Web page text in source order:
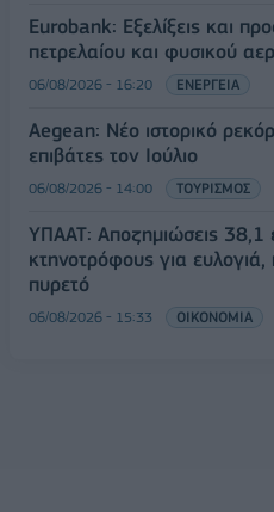
Eurobank: Εξελίξεις και
πετρελαίου και φυσικού
06/08/2026 - 16:20 ΕΝΕΡΓΕΙΑ
Aegean: Νέο ιστορικό
επιβάτες τον Ιούλιο
06/08/2026 - 14:00 ΤΟΥΡΙΣΜΟΣ
ΥΠΑΑΤ: Αποζημιώσεις 38,1
κτηνοτρόφους για
πυρετό
06/08/2026 - 15:33 ΟΙΚΟΝΟΜΙΑ